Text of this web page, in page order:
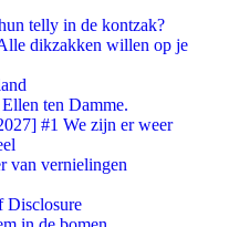
telly in de kontzak?
dikzakken willen op je
ten Damme.
#1 We zijn er weer
van vernielingen
Disclosure